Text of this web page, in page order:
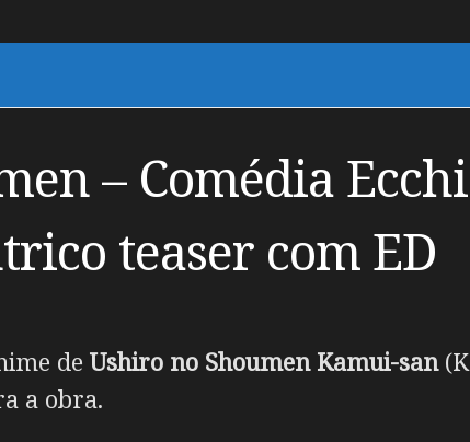
– Comédia
teaser com ED
de Ushiro no Shoumen Kamui-san
a obra.